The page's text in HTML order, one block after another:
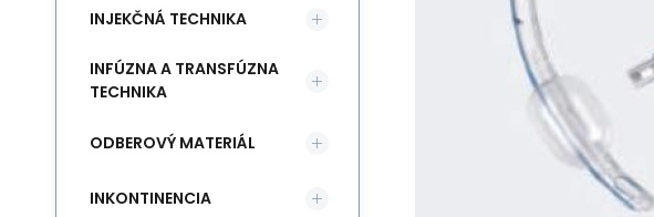
INJEKČNÁ TECHNIKA
INFÚZNA A TRANSFÚZNA
TECHNIKA
ODBEROVÝ MATERIÁL
INKONTINENCIA